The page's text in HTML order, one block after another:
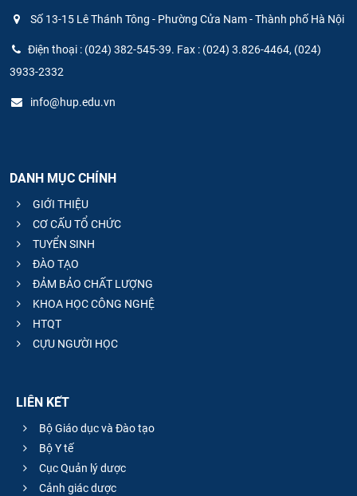
Số 13-15 Lê Thánh Tông - Phường Cửa Nam - Thành phố Hà Nội
Điện thoại : (024) 382-545-39. Fax : (024) 3.826-4464, (024)
3933-2332
info@hup.edu.vn
DANH MỤC CHÍNH
GIỚI THIỆU
CƠ CẤU TỔ CHỨC
TUYỂN SINH
ĐÀO TẠO
ĐẢM BẢO CHẤT LƯỢNG
KHOA HỌC CÔNG NGHỆ
HTQT
CỰU NGƯỜI HỌC
LIÊN KẾT
Bộ Giáo dục và Đào tạo
Bộ Y tế
Cục Quản lý dược
Cảnh giác dược